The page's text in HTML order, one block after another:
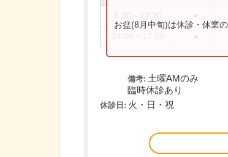
お盆(8月中旬)は休診・休業
備考: 土曜AMのみ
臨時休診あり
休診日: 火・日・祝